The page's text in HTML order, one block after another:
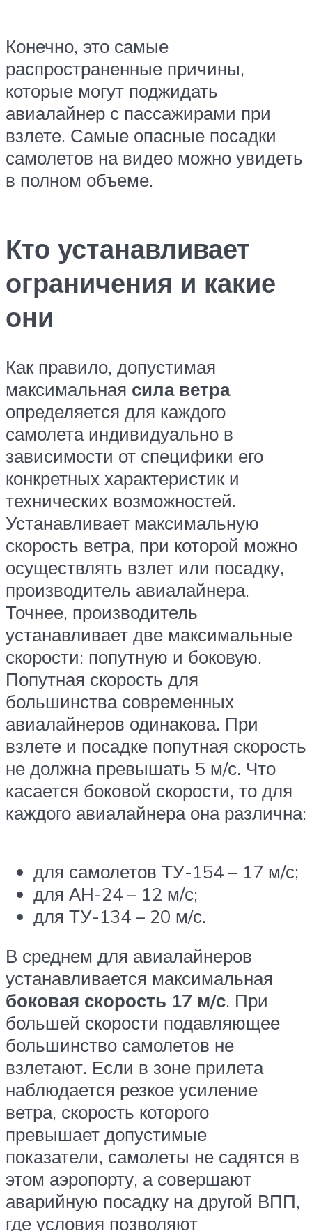
Конечно, это самые
распространенные причины,
которые могут поджидать
авиалайнер с пассажирами при
взлете. Самые опасные посадки
самолетов на видео можно увидеть
в полном объеме.
Кто устанавливает
ограничения и какие
они
Как правило, допустимая
максимальная сила ветра
определяется для каждого
самолета индивидуально в
зависимости от специфики его
конкретных характеристик и
технических возможностей.
Устанавливает максимальную
скорость ветра, при которой можно
осуществлять взлет или посадку,
производитель авиалайнера.
Точнее, производитель
устанавливает две максимальные
скорости: попутную и боковую.
Попутная скорость для
большинства современных
авиалайнеров одинакова. При
взлете и посадке попутная скорость
не должна превышать 5 м/с. Что
касается боковой скорости, то для
каждого авиалайнера она различна:
для самолетов ТУ-154 – 17 м/с;
для АН-24 – 12 м/с;
для ТУ-134 – 20 м/с.
В среднем для авиалайнеров
устанавливается максимальная
боковая скорость 17 м/с. При
большей скорости подавляющее
большинство самолетов не
взлетают. Если в зоне прилета
наблюдается резкое усиление
ветра, скорость которого
превышает допустимые
показатели, самолеты не садятся в
этом аэропорту, а совершают
аварийную посадку на другой ВПП,
где условия позволяют